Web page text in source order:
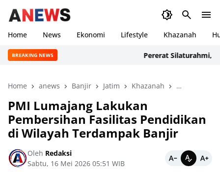
Home News Ekonomi Lifestyle Khazanah
BREAKING NEWS Pererat Silaturahmi,
Home anews Banjir Jatim Khazanah Lumajang
PMI Lumajang Lakukan
Pembersihan Fasilitas Pendidikan
di Wilayah Terdampak Banjir
Oleh Redaksi
Sabtu, 16 Mei 2026 05:51 WIB